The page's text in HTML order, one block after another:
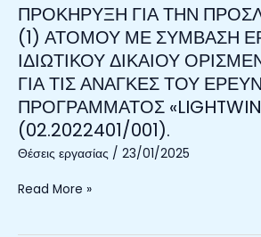
ΓΙΑ
ΤΙΣ
ΑΝΑΓΚΕΣ
ΤΟΥ
ΕΡΕΥΝΗΤΙΚΟΥ
ΠΡΟΓΡΑΜΜΑΤΟΣ
«SUBMERSE»
ΜΕ
(01.3022307/001).
ΠΡΟΚΗΡΥΞΗ ΓΙΑ ΤΗΝ
(1) ΑΤΟΜΟΥ ΜΕ ΣΥΜΒΑΣΗ
ΙΔΙΩΤΙΚΟΥ ΔΙΚΑΙΟΥ
ΓΙΑ ΤΙΣ ΑΝΑΓΚΕΣ ΤΟΥ
ΠΡΟΓΡΑΜΜΑΤΟΣ
(02.2022401/001).
Θέσεις εργασίας / 23/01/2025
ΠΡΟΚΗΡΥΞΗ
ΓΙΑ
ΤΗΝ
ΠΡΟΣΛΗΨΗ
ΕΝΟΣ
ΑΤΟΜΟΥ
ΜΕ
ΕΡΓΑΣΙΑΣ
Read More »